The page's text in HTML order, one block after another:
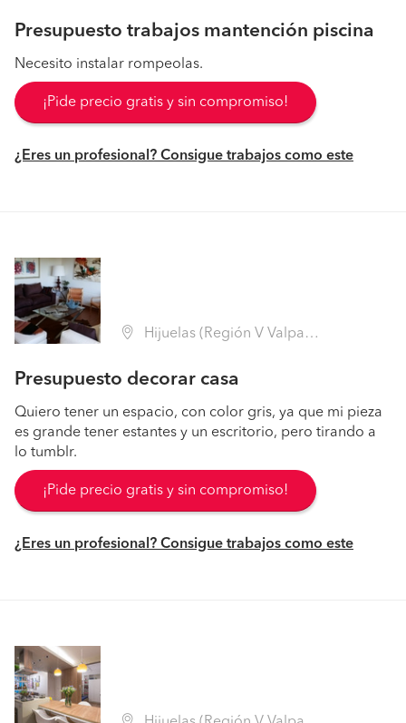
Presupuesto trabajos mantención piscina
Necesito instalar rompeolas.
¡Pide precio gratis y sin compromiso!
¿Eres un profesional? Consigue trabajos como este
Hijuelas (Región V Valparaíso - Quillota)
Presupuesto decorar casa
Quiero tener un espacio, con color gris, ya que mi pieza
es grande tener estantes y un escritorio, pero tirando a
lo tumblr.
¡Pide precio gratis y sin compromiso!
¿Eres un profesional? Consigue trabajos como este